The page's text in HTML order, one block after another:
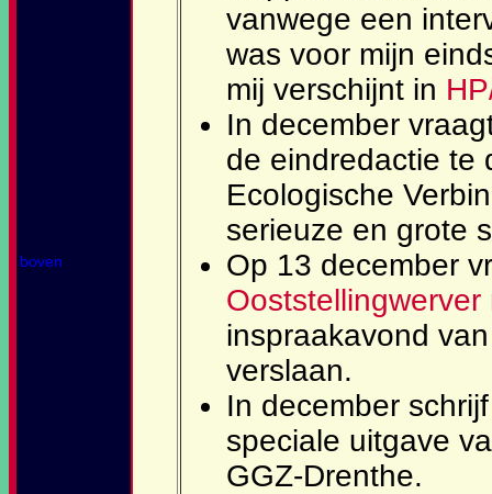
boven
vanwege een
was voor mijn
mij verschijnt in
In december
de eindredactie te
Ecologische
serieuze en grote
Op 13 december
Ooststellingwerver
inspraakavond
verslaan.
In december
speciale uitgave
GGZ-Drenthe.